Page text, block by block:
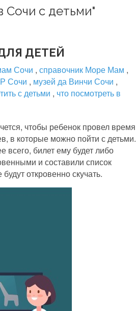
Сочи с детьми"
ДЕТЕЙ
Сочи , справочник Море Мам ,
Сочи , музей да Винчи Сочи ,
с детьми , что посмотреть в
чтобы ребенок провел время
в которые можно пойти с детьми.
всего, билет ему будет либо
и составили список
откровенно скучать.